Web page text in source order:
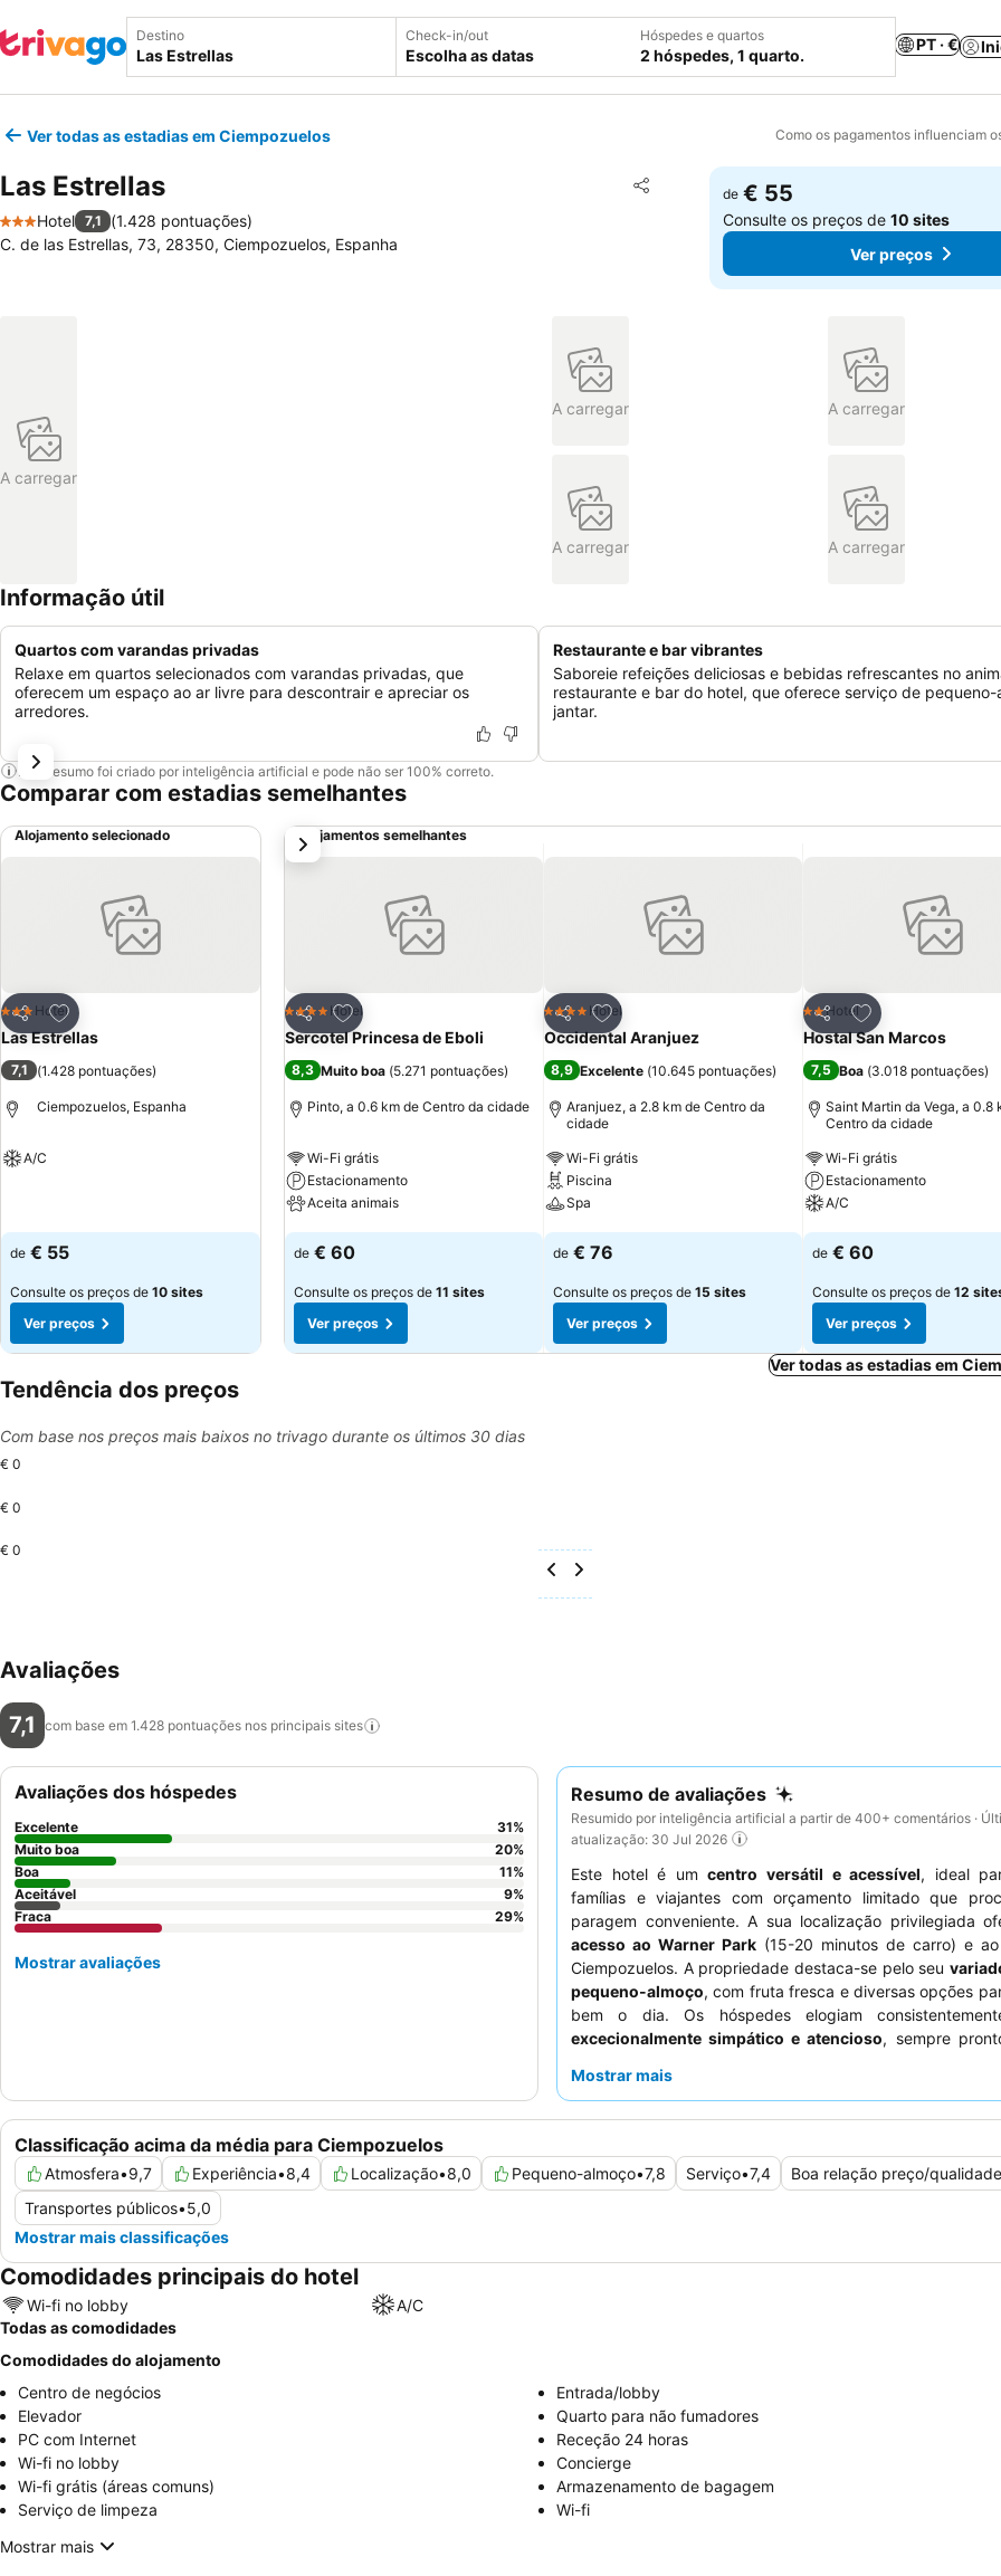
Destino Check-in/out
Escolha as datas
Hóspedes e quartos
2 hóspedes, 1 quarto.
PT · €
Ver todas as estadias em Ciempozuelos Como os pagamentos influenciam
Las Estrellas Partilhar
Adicionar aos favoritos
3 Estrelas
Hotel 7,1 (1.428 pontuações)
C. de las Estrellas, 73, 28350, Ciempozuelos, Espanha
de € 55
Consulte os preços de10 sites
Ver preços
A carregar
A carregar A carregar
A carregar A carregar
Informação útil
Quartos com varandas privadas
Relaxe em quartos selecionados com varandas privadas, que
oferecem um espaço ao ar livre para descontrair e apreciar os
arredores.
Restaurante e bar vibrantes
Saboreie refeições deliciosas e bebidas refrescantes no
restaurante e bar do hotel, que oferece serviço de pequeno-
jantar.
Este resumo foi criado por inteligência artificial e pode não ser 100% correto.
Comparar com estadias semelhantes
Alojamento selecionado
Partilhar
Adicionar aos favoritos
3 Estrelas
Hotel
Las Estrellas
7,1 (1.428 pontuações)
Ciempozuelos, Espanha
A/C
de € 55
Consulte os preços de 10 sites
Ver preços
Alojamentos semelhantes
Partilhar
Adicionar aos favoritos
4 EstrelasHotel
Sercotel Princesa de Eboli
8,3 Muito boa (5.271 pontuações)
Pinto, a 0.6 km de Centro da cidade
Wi-Fi grátis
Estacionamento
Aceita animais
Ver preços
de € 60
Consulte os preços de 11 sites
Ver preços
Partilhar
Adicionar aos favoritos
4 EstrelasHotel
Occidental Aranjuez
8,9 Excelente (10.645 pontuações)
Aranjuez, a 2.8 km de Centro da
cidade
Wi-Fi grátis
Piscina
Spa
Ver preços
de € 76
Consulte os preços de 15 sites
Ver preços
Partilhar
Adicionar aos
2 Estrelas
Hotel
Hostal San Marcos
7,5 Boa (3.018 pontuações)
Saint Martin da Vega, a 0.8
Centro da cidade
Wi-Fi grátis
Estacionamento
A/C
Ver preços
de € 60
Consulte os preços de 12
Ver preços
próximo
Ver todas as estadias em
Tendência dos preços
Com base nos preços mais baixos no trivago durante os últimos 30 dias
€ 0
€ 0
€ 0
Avaliações
7,1 com base em 1.428 pontuações nos principais sites
Resumo de avaliações
Resumido por inteligência artificial a partir de 400+ comentários ·
atualização: 30 Jul 2026
Este hotel é umcentro versátil e acessível, ideal
famílias e viajantes com orçamento limitado que
paragem conveniente. A sua localização privilegiada
acesso ao Warner Park (15-20 minutos de carro) e
Ciempozuelos. A propriedade destaca-se pelo seu
pequeno-almoço, com fruta fresca e diversas opções
bem o dia. Os hóspedes elogiam
excecionalmente simpático e atencioso, sempre
virado para o lado oposto à rua.
Mostrar mais
Classificação acima da média para Ciempozuelos
Atmosfera•9,7 Experiência•8,4 Localização•8,0 Pequeno-almoço•7,8 Serviço•7,4 Boa relação preço/qualidade
Transportes públicos•5,0
Mostrar mais classificações
Avaliações dos hóspedes
Excelente 31%
Muito boa
20%
Boa
11%
Aceitável
9%
Fraca
29%
Mostrar avaliações
Comodidades principais do hotel
Wi-fi no lobby
A/C
Todas as comodidades
Comodidades do alojamento
Centro de negócios
Entrada/lobby
Elevador
Quarto para não fumadores
PC com Internet
Receção 24 horas
Wi-fi no lobby
Concierge
Wi-fi grátis (áreas comuns)
Armazenamento de bagagem
Serviço de limpeza
Wi-fi
Mostrar mais